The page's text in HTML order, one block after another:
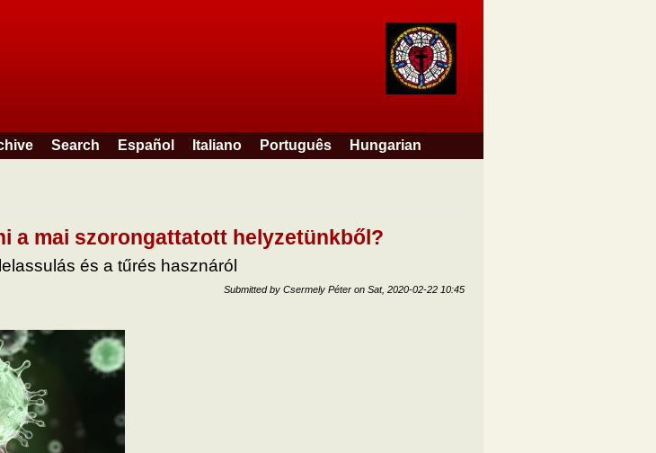
Search Español Italiano Português Hungarian
a mai szorongattatott helyzetünkből?
és a tűrés hasznáról
Submitted by Csermely Péter on Sat, 2020-02-22 10:45